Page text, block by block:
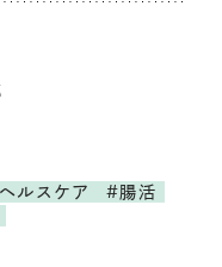
ルスケア
#腸活